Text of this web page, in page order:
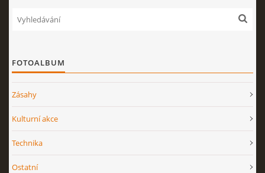
FOTOALBUM
Zásahy
Kulturní akce
Technika
Ostatní